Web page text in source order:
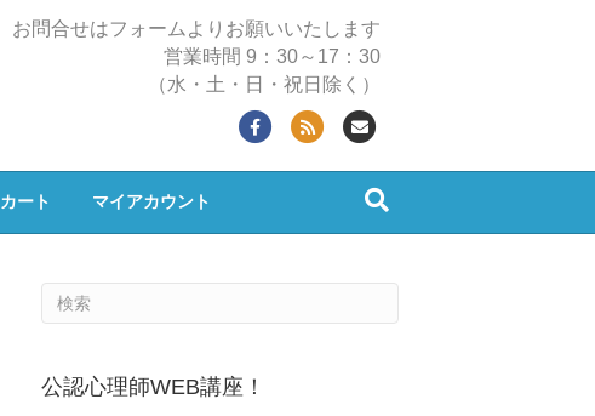
お問合せはフォームよりお願いいたします
営業時間 9：30～17：30
（水・土・日・祝日除く）
o
a
カート マイアカウント
公認心理師WEB講座！